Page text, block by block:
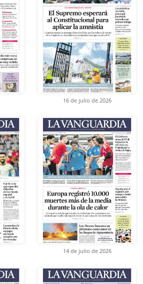
16 de julio de 2026
14 de julio de 2026